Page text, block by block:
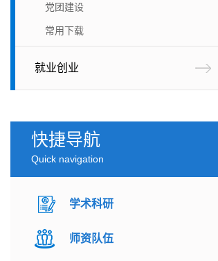
党团建设
常用下载
就业创业
快捷导航
Quick navigation
学术科研
师资队伍